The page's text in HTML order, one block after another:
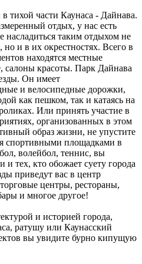
тихой части Каунаса - Дайнава.
отдых, у нас есть
таким отдыхом не
но и в их окрестностях. Всего в
находятся местные
салоны красоты. Парк Дайнава
Он имеет
и велосипедные дорожки,
как пешком, так и катаясь на
Или принять участие в
организованных в этом
образ жизни, не упустите
спортивными площадками в
волейбол, теннис, вы
тех, кто обожает суету города
приведут вас в центр
центры, рестораны,
и многое другое!
и историей города,
ратушу или Каунасский
вы увидите бурно кипущую